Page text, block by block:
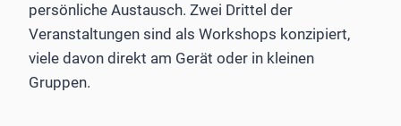
persönliche Austausch. Zwei Drittel der
Veranstaltungen sind als Workshops konzipiert,
viele davon direkt am Gerät oder in kleinen
Gruppen.